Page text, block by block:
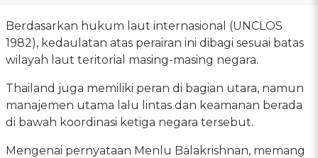
Berdasarkan hukum laut internasional (UNCLOS
1982), kedaulatan atas perairan ini dibagi sesuai batas
wilayah laut teritorial masing-masing negara.
Thailand juga memiliki peran di bagian utara, namun
manajemen utama lalu lintas dan keamanan berada
di bawah koordinasi ketiga negara tersebut.
Mengenai pernyataan Menlu Balakrishnan, memang